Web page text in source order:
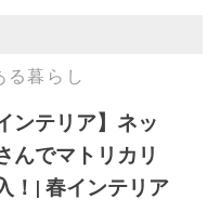
る暮らし
ンテリア】ネッ
んでマトリカリ
！| 春インテリア